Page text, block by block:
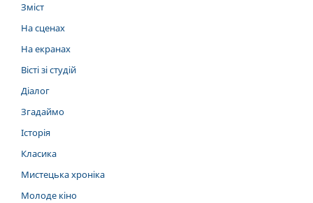
Зміст
На сценах
На екранах
Вісті зі студій
Діалог
Згадаймо
Історія
Класика
Мистецька хроніка
Молоде кіно